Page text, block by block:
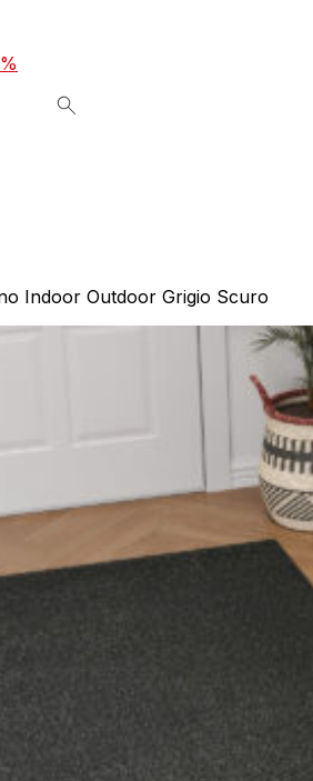
Indoor Outdoor Grigio Scuro
statistici aiutano i proprietari dei siti web a